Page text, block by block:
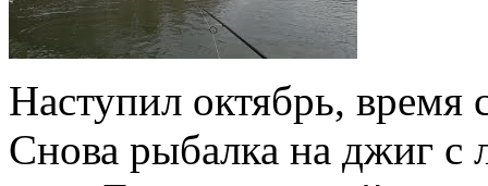
Наступил октябрь, время
Снова рыбалка на джиг с